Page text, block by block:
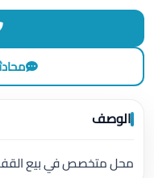
الوصف
محل متخصص في بيع